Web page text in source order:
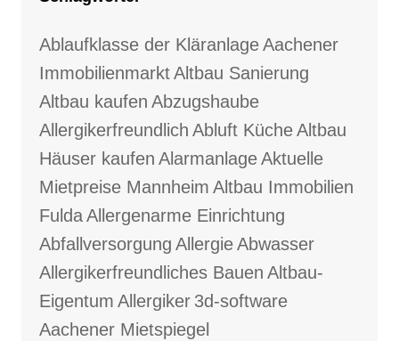
Ablaufklasse der KläranlageAachener
ImmobilienmarktAltbau Sanierung
Altbau kaufen Abzugshaube
Allergikerfreundlich Abluft KücheAltbau
Häuser kaufen AlarmanlageAktuelle
Mietpreise Mannheim Altbau Immobilien
FuldaAllergenarme Einrichtung
Abfallversorgung AllergieAbwasser
Allergikerfreundliches Bauen Altbau-
Eigentum Allergiker 3d-software
Aachener Mietspiegel